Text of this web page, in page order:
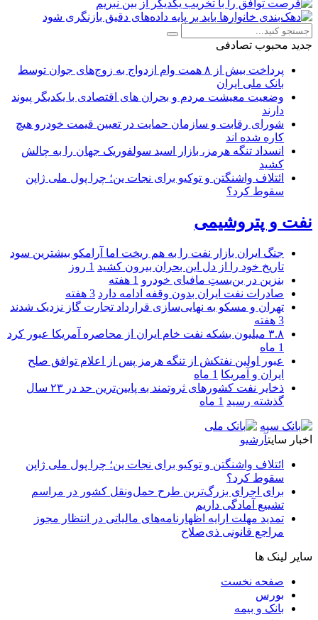
جدید محبوب تصادفی
پرداخت بیش از ۸ همت وام ازدواج به زوج‌های جوان توسط
بانک ملی ایران
وضعیت معیشت مردم و بحران های اقتصادی با یکدیگر پیوند
دارند
شورای رقابت و سازمان حمایت در تعیین قیمت خودرو هیچ
کاره شده اند
انسداد تنگه هرمز، بازار اسید سولفوریک جهان را به چالش
کشید
ائتلاف واشنگتن و توکیو برای نجات ین؛ چرا پول ملی ژاپن
سقوط کرد؟
نفت و پتروشیمی
جنگ ایران بازار نفت را به هم ریخت اما آرامکو بیشترین سود
تاریخ خود را از دل این بحران بیرون کشید 1 روز
بنزین در بن‌بستِ مافیای خودرو 1 هفته
صادرات نفت ایران بدون وقفه ادامه دارد 3 هفته
تهران و مسکو به نهایی‌سازی قرارداد تجارت گاز نزدیک شدند
3 هفته
۳.۸ میلیون بشکه نفت خام ایران از محاصره آمریکا عبور کرد
1 ماه
عبور اولین نفتکش از تنگه هرمز پس از اعلام توافق صلح
ایران و آمریکا 1 ماه
ذخایر نفت کشورهای ثروتمند به پایین‌ترین حد در ۲۳ سال
گذشته رسید 1 ماه
اخبار سایتآرشیو
ائتلاف واشنگتن و توکیو برای نجات ین؛ چرا پول ملی ژاپن
سقوط کرد؟
برای اجرای بزرگ‌ترین طرح حمل‌ونقل کشور در مراسم
تشییع آمادگی داریم
تمدید مهلت ارایه اظهارنامه‌های مالیاتی در انتظار مجوز
مراجع قانونی ذی‌‏صلاح
سایر لینک ها
صفحه نخست
بورس
بانک و بیمه